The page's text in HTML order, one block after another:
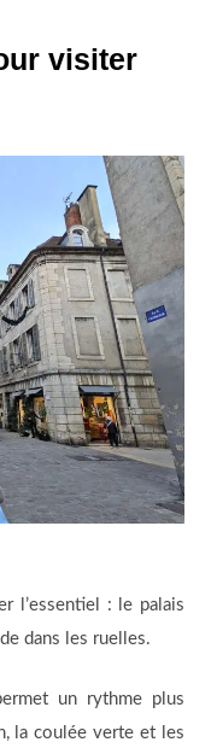
visiter
l’essentiel : le palais
dans les ruelles.
un rythme plus
la coulée verte et les